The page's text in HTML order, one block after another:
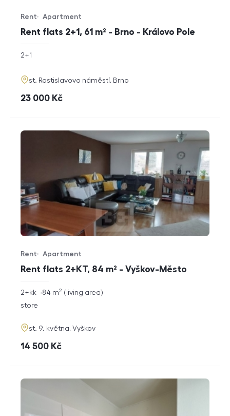
Rent flats 2+1, 61 m² - Brno - Královo Pole
Offer type
Rent
Property type
Apartment
rozměry
disposition
2+1
adresa
st. Rostislavovo náměstí, Brno
cena
23 000 Kč
Rent flats 2+KT, 84 m² - Vyškov-Město
Offer type
Rent
Property type
Apartment
rozměry
2+kk living area
84 m2
funkce
store
adresa
st. 9. května, Vyškov
cena
14 500 Kč